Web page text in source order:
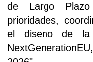
de Largo
prioridades,
el diseño de la